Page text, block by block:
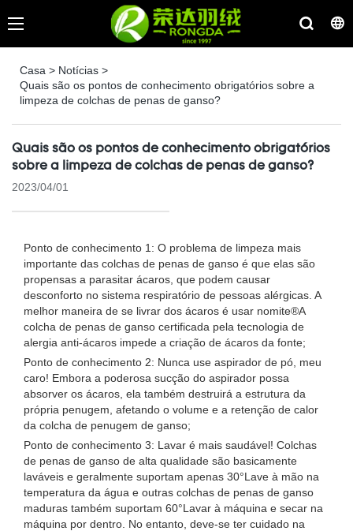
Casa > Notícias >
Quais são os pontos de conhecimento obrigatórios sobre a
limpeza de colchas de penas de ganso?
Quais são os pontos de conhecimento obrigatórios
sobre a limpeza de colchas de penas de ganso?
2023/04/01
Ponto de conhecimento 1: O problema de limpeza mais
importante das colchas de penas de ganso é que elas são
propensas a parasitar ácaros, que podem causar
desconforto no sistema respiratório de pessoas alérgicas. A
melhor maneira de se livrar dos ácaros é usar nomite®A
colcha de penas de ganso certificada pela tecnologia de
alergia anti-ácaros impede a criação de ácaros da fonte;
Ponto de conhecimento 2: Nunca use aspirador de pó, meu
caro! Embora a poderosa sucção do aspirador possa
absorver os ácaros, ela também destruirá a estrutura da
própria penugem, afetando o volume e a retenção de calor
da colcha de penugem de ganso;
Ponto de conhecimento 3: Lavar é mais saudável! Colchas
de penas de ganso de alta qualidade são basicamente
laváveis ​​e geralmente suportam apenas 30°Lave à mão na
temperatura da água e outras colchas de penas de ganso
maduras também suportam 60°Lavar à máquina e secar na
máquina por dentro. No entanto, deve-se ter cuidado na